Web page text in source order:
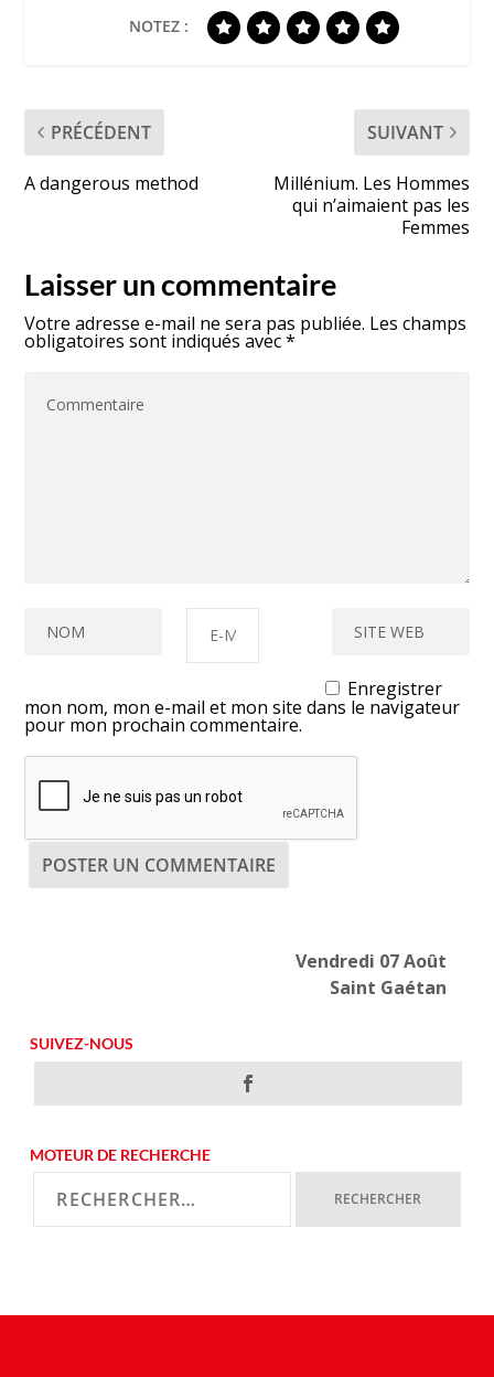
NOTEZ :
PRÉCÉDENT
A dangerous method
SUIVANT
Millénium. Les Hommes
qui n’aimaient pas les
Femmes
Laisser un commentaire
Votre adresse e-mail ne sera pas publiée. Les champs
obligatoires sont indiqués avec*
Enregistrer
mon nom, mon e-mail et mon site dans le navigateur
pour mon prochain commentaire.
Vendredi 07 Août
Saint Gaétan
SUIVEZ-NOUS
MOTEUR DE RECHERCHE